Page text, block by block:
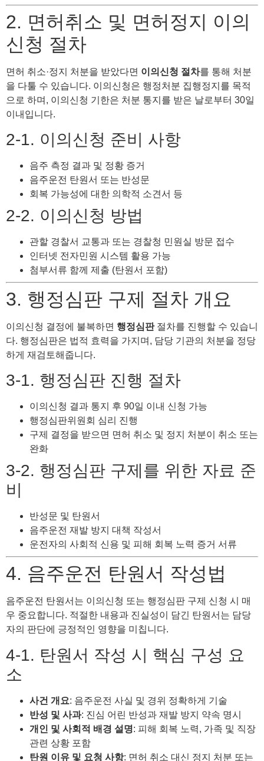
2. 면허취소 및 면허정지 이의
신청 절차
면허 취소·정지 처분을 받았다면 이의신청 절차를 통해 처분
을 다툴 수 있습니다. 이의신청은 행정처분 집행정지를 목적
으로 하며, 이의신청 기한은 처분 통지를 받은 날로부터 30일
이내입니다.
2-1. 이의신청 준비 사항
음주 측정 결과 및 정황 증거
음주운전 탄원서 또는 반성문
회복 가능성에 대한 의학적 소견서 등
2-2. 이의신청 방법
관할 경찰서 교통과 또는 경찰청 민원실 방문 접수
인터넷 전자민원 시스템 활용 가능
첨부서류 함께 제출 (탄원서 포함)
3. 행정심판 구제 절차 개요
이의신청 결정에 불복하면 행정심판절차를 진행할 수 있습니
다. 행정심판은 법적 효력을 가지며, 담당 기관의 처분을 정당
하게 재검토해줍니다.
3-1. 행정심판 진행 절차
이의신청 결과 통지 후 90일 이내 신청 가능
행정심판위원회 심리 진행
구제 결정을 받으면 면허 취소 및 정지 처분이 취소 또는
완화
3-2. 행정심판 구제를 위한 자료 준
비
반성문 및 탄원서
음주운전 재발 방지 대책 작성서
운전자의 사회적 신용 및 피해 회복 노력 증거 서류
4. 음주운전 탄원서 작성법
음주운전 탄원서는 이의신청 또는 행정심판 구제 신청 시 매
우 중요합니다. 적절한 내용과 진실성이 담긴 탄원서는 담당
자의 판단에 긍정적인 영향을 미칩니다.
4-1. 탄원서 작성 시 핵심 구성 요
소
사건 개요: 음주운전 사실 및 경위 정확하게 기술
반성 및 사과: 진심 어린 반성과 재발 방지 약속 명시
개인 및 사회적 배경 설명: 피해 회복 노력, 가족 및 직장
관련 상황 포함
탄원 이유 및 요청 사항: 면허 취소 대신 정지 처분 또는